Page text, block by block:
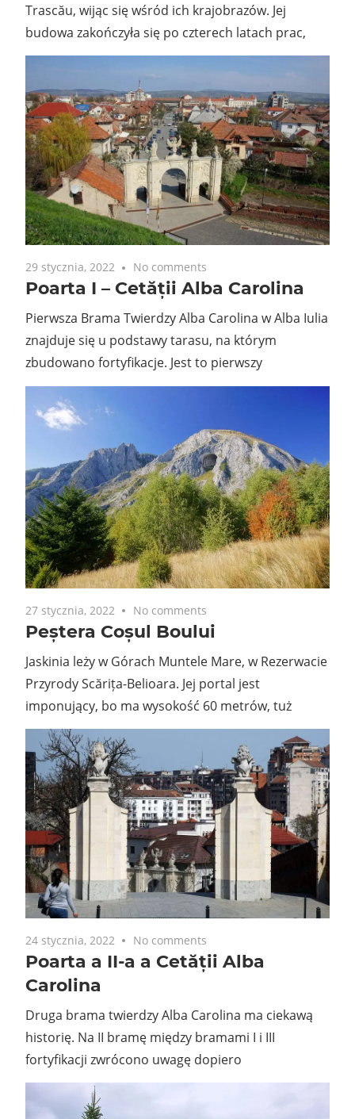
Trascău, wijąc się wśród ich krajobrazów. Jej
budowa zakończyła się po czterech latach prac,
29 stycznia, 2022 No comments
Poarta I – Cetății Alba Carolina
Pierwsza Brama Twierdzy Alba Carolina w Alba Iulia
znajduje się u podstawy tarasu, na którym
zbudowano fortyfikacje. Jest to pierwszy
27 stycznia, 2022 No comments
Peștera Coșul Boului
Jaskinia leży w Górach Muntele Mare, w Rezerwacie
Przyrody Scărița-Belioara. Jej portal jest
imponujący, bo ma wysokość 60 metrów, tuż
24 stycznia, 2022 No comments
Poarta a II-a a Cetății Alba
Carolina
Druga brama twierdzy Alba Carolina ma ciekawą
historię. Na II bramę między bramami I i III
fortyfikacji zwrócono uwagę dopiero